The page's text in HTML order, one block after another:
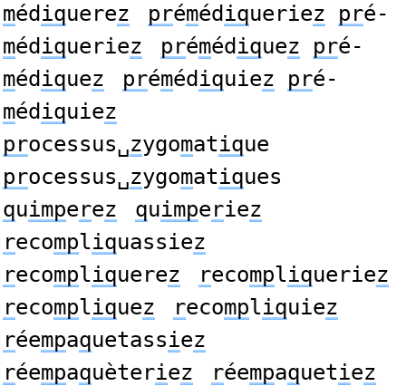
méd iquerez préméd iqueriez pré-
méd iqueriez préméd iquez pré-
méd iquez préméd iquiez pré-
méd iquiez
processus␣zygomatique
processus␣zygomatiques
quimperez quimperiez
recompliquassiez
recompliquerez recompliqueriez
recompliquez recompliquiez
réempaquetassiez
réempaquèteriez réempaquetiez